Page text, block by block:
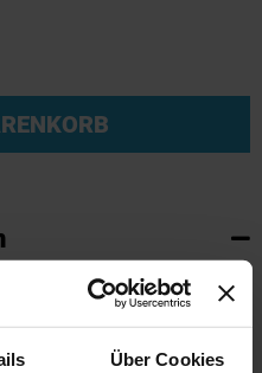
Über Cookies
oder ABE